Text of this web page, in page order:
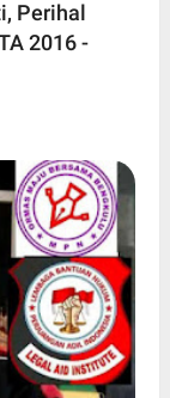
Perihal
2016 -